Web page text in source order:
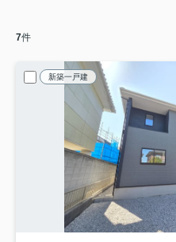
7件
新築一戸建